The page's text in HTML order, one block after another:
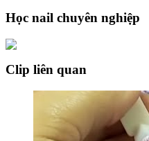
Học nail chuyên nghiệp
Clip liên quan